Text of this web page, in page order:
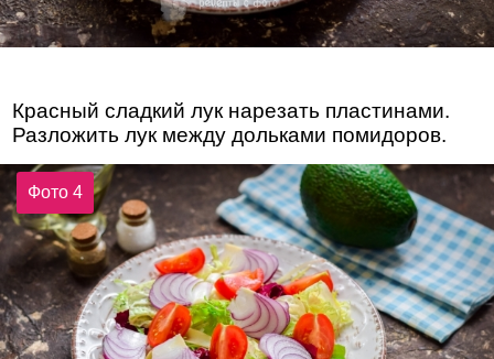
Красный сладкий лук нарезать пластинами.
Разложить лук между дольками помидоров.
Фото 4